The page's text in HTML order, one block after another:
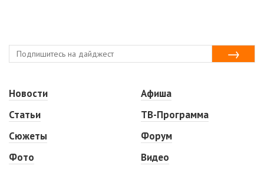
Новости
Статьи
Сюжеты
Фото
Афиша
ТВ-Программа
Форум
Видео